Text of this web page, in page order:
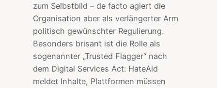
zum Selbstbild – de facto agiert die
Organisation aber als verlängerter Arm
politisch gewünschter Regulierung.
Besonders brisant ist die Rolle als
sogenannter „Trusted Flagger“ nach
dem Digital Services Act: HateAid
meldet Inhalte, Plattformen müssen